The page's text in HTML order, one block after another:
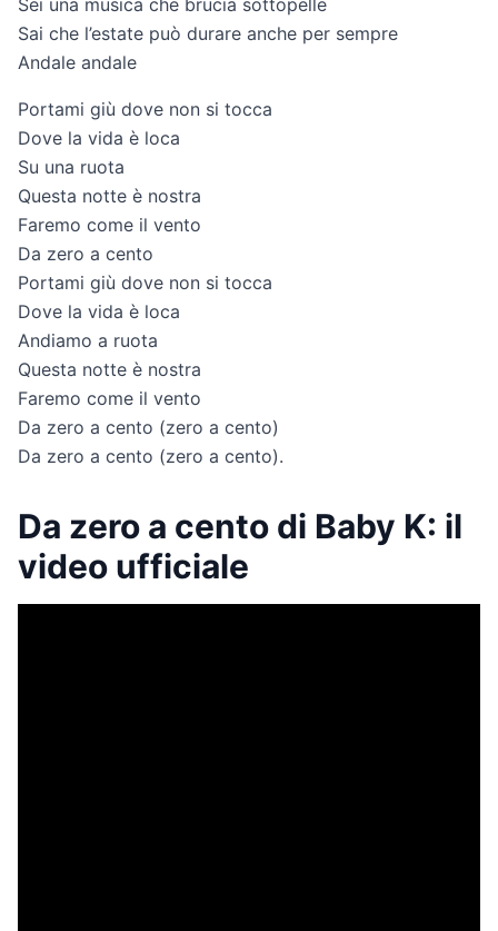
Sei una musica che brucia sottopelle
Sai che l’estate può durare anche per sempre
Andale andale
Portami giù dove non si tocca
Dove la vida è loca
Su una ruota
Questa notte è nostra
Faremo come il vento
Da zero a cento
Portami giù dove non si tocca
Dove la vida è loca
Andiamo a ruota
Questa notte è nostra
Faremo come il vento
Da zero a cento (zero a cento)
Da zero a cento (zero a cento).
Da zero a cento di Baby K: il
video ufficiale